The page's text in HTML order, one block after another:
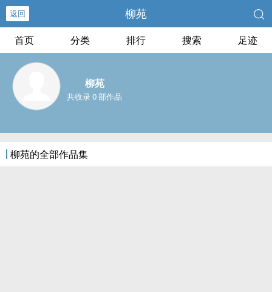
返回 柳苑
首页 分类 排行 搜索 足迹
柳苑
共收录 0 部作品
柳苑的全部作品集